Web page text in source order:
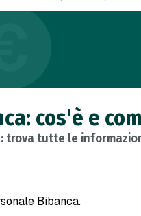
cos'è e
trova tutte le
Bibanca.